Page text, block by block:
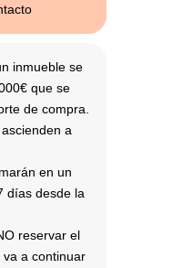
inmueble se
que se
de compra.
a
en un
días desde la
reservar el
va a continuar